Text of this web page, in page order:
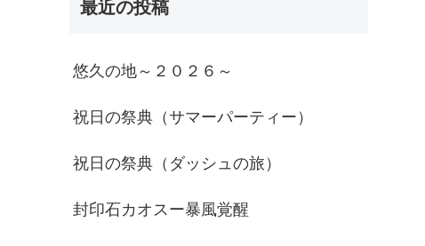
最近の投稿
悠久の地～２０２６～
祝日の祭典（サマーパーティー）
祝日の祭典（ダッシュの旅）
封印石カオスー暴風覚醒